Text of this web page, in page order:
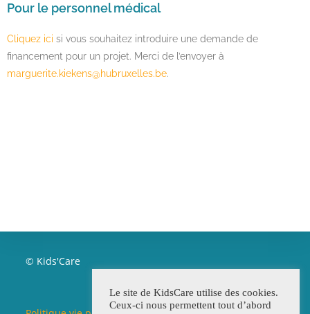
Pour le personnel médical
Cliquez ici si vous souhaitez introduire une demande de
financement pour un projet. Merci de l’envoyer à
marguerite.kiekens@hubruxelles.be.
© Kids'Care
Le site de KidsCare utilise des cookies.
Ceux-ci nous permettent tout d’abord